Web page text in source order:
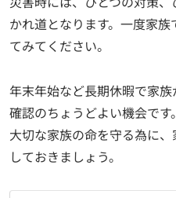
かれ道となります。一度家
てみてください。
年末年始など長期休暇で家
確認のちょうどよい機会です。
大切な家族の命を守る為に
しておきましょう。